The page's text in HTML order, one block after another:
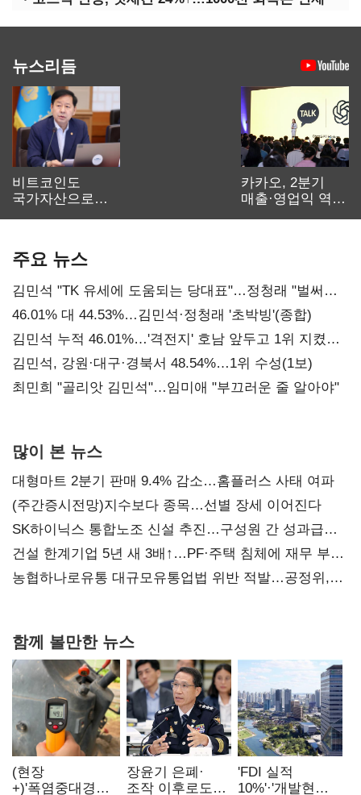
뉴스리듬
비트코인도
국가자산으로…'
카카오, 2분기
매출·영업익 역대
주요 뉴스
김민석 "TK 유세에 도움되는 당대표"…정청래 "벌써
대표된 양 당직 배분"
46.01% 대 44.53%…김민석·정청래 '초박빙'(종합)
김민석 누적 46.01%…'격전지' 호남 앞두고 1위 지켰다
(2보)
김민석, 강원·대구·경북서 48.54%…1위 수성(1보)
최민희 "골리앗 김민석"…임미애 "부끄러운 줄 알아야"
많이 본 뉴스
대형마트 2분기 판매 9.4% 감소…홈플러스 사태 여파
(주간증시전망)지수보다 종목…선별 장세 이어진다
SK하이닉스 통합노조 신설 추진…구성원 간 성과급
불만 확산
건설 한계기업 5년 새 3배↑…PF·주택 침체에 재무 부담
확대
농협하나로유통 대규모유통업법 위반 적발…공정위,
함께 볼만한 뉴스
(현장
+)'폭염중대경보'
장윤기 은폐·
조작 이후로도
'FDI 실적
10%'·'개발현안